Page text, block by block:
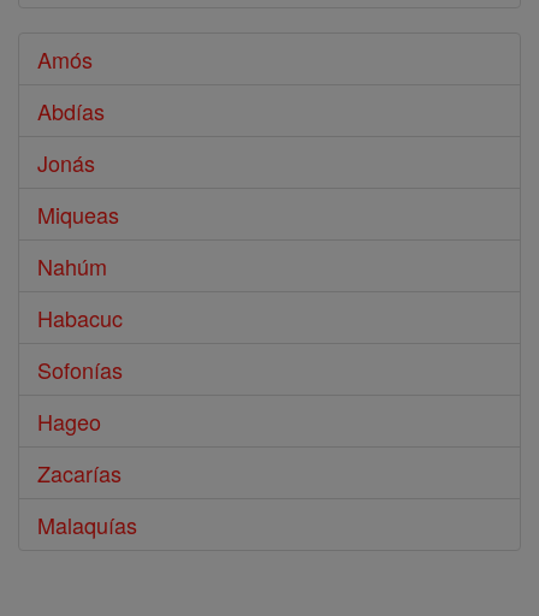
Amós
Abdías
Jonás
Miqueas
Nahúm
Habacuc
Sofonías
Hageo
Zacarías
Malaquías